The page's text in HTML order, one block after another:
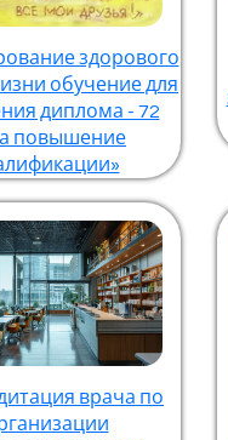
здорового
обучение для
диплома - 72
повышение
врача по